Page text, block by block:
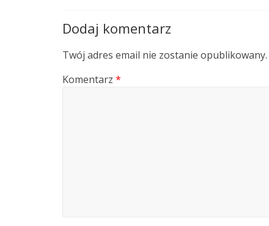
Dodaj komentarz
Twój adres email nie zostanie opublikowany.
Komentarz *